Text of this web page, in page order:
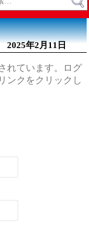
2025年2月11日
れています。ログ
ンクをクリックし